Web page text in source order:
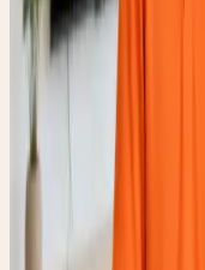
爱君家政不仅是好服
技前沿的探索者：
核心标准起草： 国家
准》起草单位；上海
《家政服务机构信用
政企创新示范： 国家
业；上海市人民政府“
政府家政持证上岗服务